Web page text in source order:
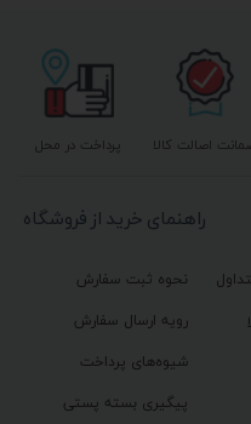
پرداخت در محل اصالت کالا
راهنمای خرید از فروشگاه
نحوه ثبت سفارش
رویه ارسال سفارش
شیوه‌های پرداخت
پیگیری بسته پستی